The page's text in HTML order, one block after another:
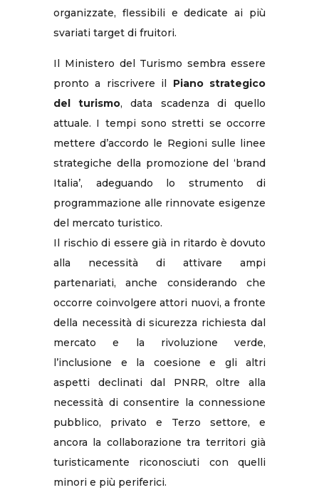
organizzate, flessibili e dedicate ai più
svariati target di fruitori.
Il Ministero del Turismo sembra essere
pronto a riscrivere il Piano strategico
del turismo, data scadenza di quello
attuale. I tempi sono stretti se occorre
mettere d’accordo le Regioni sulle linee
strategiche della promozione del ‘brand
Italia’, adeguando lo strumento di
programmazione alle rinnovate esigenze
del mercato turistico.
Il rischio di essere già in ritardo è dovuto
alla necessità di attivare ampi
partenariati, anche considerando che
occorre coinvolgere attori nuovi, a fronte
della necessità di sicurezza richiesta dal
mercato e la rivoluzione verde,
l’inclusione e la coesione e gli altri
aspetti declinati dal PNRR, oltre alla
necessità di consentire la connessione
pubblico, privato e Terzo settore, e
ancora la collaborazione tra territori già
turisticamente riconosciuti con quelli
minori e più periferici.